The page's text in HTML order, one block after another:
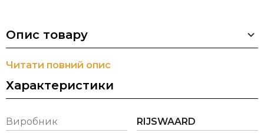
Опис товару
Читати повний опис
Характеристики
Виробник RIJSWAARD